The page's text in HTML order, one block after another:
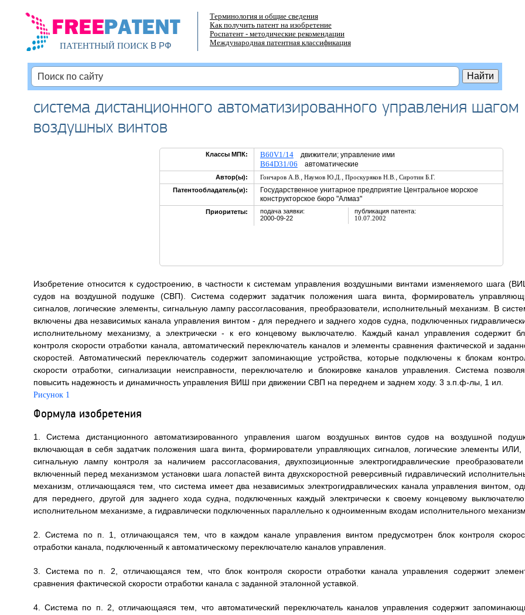
ПАТЕНТНЫЙ ПОИСКВ РФ
Терминология и общие сведения
Как получить патент на изобретение
Роспатент - методические рекомендации
Международная патентная классификация
система дистанционного автоматизированного управления шагом
воздушных винтов
Классы МПК: B60V1/14движители; управление ими
B64D31/06 автоматические
Автор(ы): Гончаров А.В. , Наумов Ю.Д. , Проскуряков Н.В. , Сиротин Б.Г.
Патентообладатель(и):
Государственное унитарное предприятие Центральное морское
конструкторское бюро "Алмаз"
Приоритеты:
подача заявки:
2000-09-22
публикация патента:
10.07.2002
Изобретение относится к судостроению, в частности к системам управления воздушными винтами изменяемого шага
судов на воздушной подушке (СВП). Система содержит задатчик положения шага винта, формирователь
сигналов, логические элементы, сигнальную лампу рассогласования, преобразователи, исполнительный механизм. В
включены два независимых канала управления винтом - для переднего и заднего ходов судна, подключенных
исполнительному механизму, а электрически - к его концевому выключателю. Каждый канал управления содержит
контроля скорости отработки канала, автоматический переключатель каналов и элементы сравнения фактической и
скоростей. Автоматический переключатель содержит запоминающие устройства, которые подключены к блокам
скорости отработки, сигнализации неисправности, переключателю и блокировке каналов управления. Система
повысить надежность и динамичность управления ВИШ при движении СВП на переднем и заднем ходу. 3 з.п.ф-лы, 1 ил.
Рисунок 1
Формула изобретения
1. Система дистанционного автоматизированного управления шагом воздушных винтов судов на воздушной
включающая в себя задатчик положения шага винта, формирователи управляющих сигналов, логические элементы ИЛИ,
сигнальную лампу контроля за наличием рассогласования, двухпозиционные электрогидравлические
включенный перед механизмом установки шага лопастей винта двухскоростной реверсивный гидравлический
механизм, отличающаяся тем, что система имеет два независимых электрогидравлических канала управления винтом,
для переднего, другой для заднего хода судна, подключенных каждый электрически к своему концевому
исполнительном механизме, а гидравлически подключенных параллельно к одноименным входам исполнительного
2. Система по п. 1, отличающаяся тем, что в каждом канале управления винтом предусмотрен блок контроля
отработки канала, подключенный к автоматическому переключателю каналов управления.
3. Система по п. 2, отличающаяся тем, что блок контроля скорости отработки канала управления содержит
сравнения фактической скорости отработки канала с заданной эталонной уставкой.
4. Система по п. 2, отличающаяся тем, что автоматический переключатель каналов управления содержит